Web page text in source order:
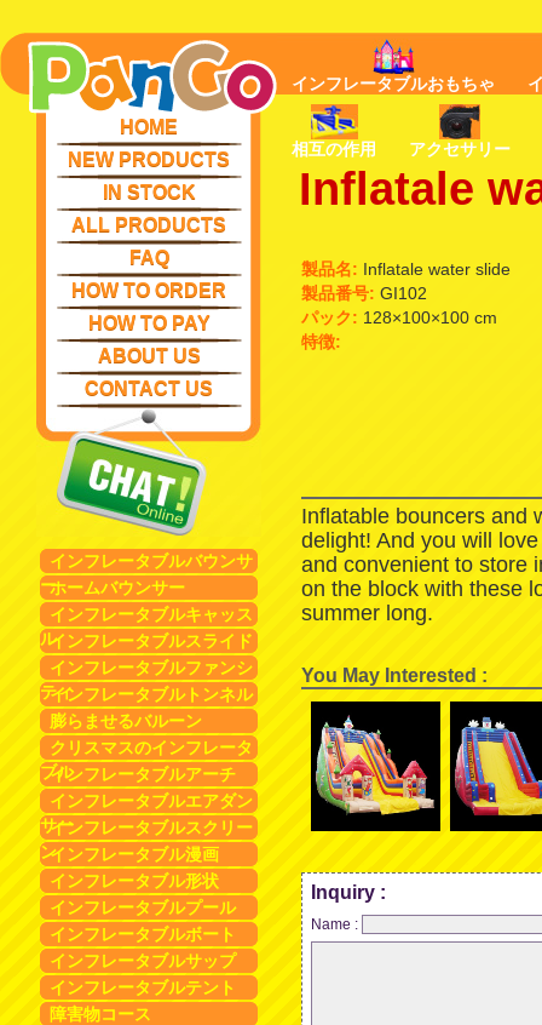
HOME
NEW PRODUCTS
IN STOCK
ALL PRODUCTS
FAQ
HOW TO ORDER
HOW TO PAY
ABOUT US
CONTACT US
インフレータブルバウンサ
ーホームバウンサー
インフレータブルキャッス
ルインフレータブルスライド
インフレータブルファンシ
ティ
インフレータブルトンネル
膨らませるバルーン
クリスマスのインフレータ
ブル
インフレータブルアーチ
インフレータブルエアダン
サー
インフレータブルスクリー
ンインフレータブル漫画
インフレータブル形状
インフレータブルプール
インフレータブルボート
インフレータブルサップ
インフレータブルテント
障害物コース
インフレータブルおもちゃ
相互の作用 アクセサリー
Inflatale
製品名: Inflatale water slide
製品番号: GI102
パック: 128×100×100 cm
特徴:
Inflatable bouncers and
delight! And you will
and convenient to store
on the block with these
summer long.
You May Interested :
Inquiry :
Name :